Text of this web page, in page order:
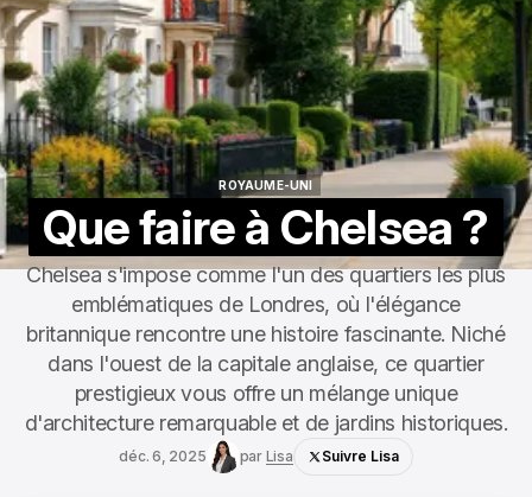
ROYAUME-UNI
Que faire à Chelsea ?
Chelsea s'impose comme l'un des quartiers les plus
emblématiques de Londres, où l'élégance
britannique rencontre une histoire fascinante. Niché
dans l'ouest de la capitale anglaise, ce quartier
prestigieux vous offre un mélange unique
d'architecture remarquable et de jardins historiques.
déc. 6, 2025 par Lisa Suivre Lisa